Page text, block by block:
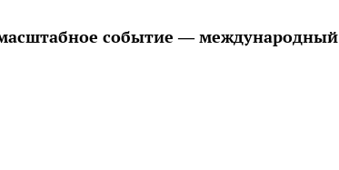
масштабное событие — международный